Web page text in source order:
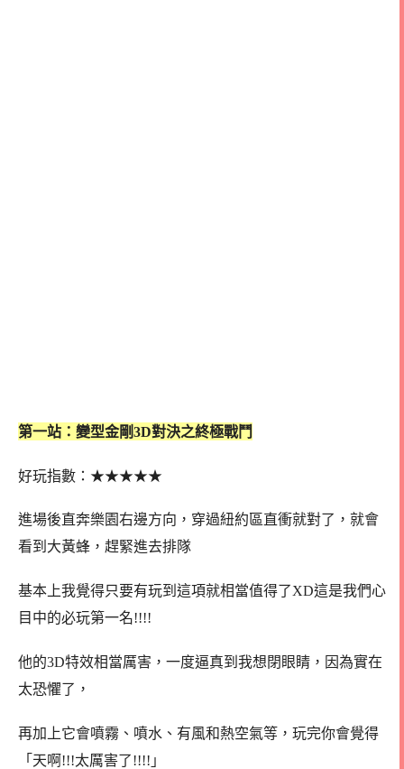
第一站：變型金剛3D對決之終極戰鬥
好玩指數： ★★★★★
進場後直奔樂園右邊方向，穿過紐約區直衝就對了，就會
看到大黃蜂，趕緊進去排隊
基本上我覺得只要有玩到這項就相當值得了XD這是我們心
目中的必玩第一名!!!!
他的3D特效相當厲害，一度逼真到我想閉眼睛，因為實在
太恐懼了，
再加上它會噴霧、噴水、有風和熱空氣等，玩完你會覺得
「天啊!!!太厲害了!!!!」